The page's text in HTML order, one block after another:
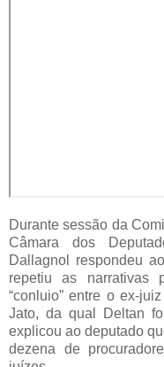
Durante sessão da
Câmara dos
Dallagnol respondeu
repetiu as narrativas
“conluio” entre o ex-
Jato, da qual Deltan
explicou ao deputado
dezena de